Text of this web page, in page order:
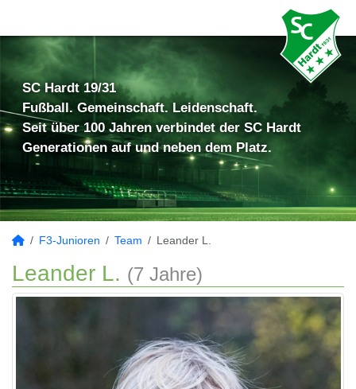
SC Hardt 19/31
Fußball. Gemeinschaft. Leidenschaft.
Seit über 100 Jahren verbindet der SC Hardt
Generationen auf und neben dem Platz.
F3-Junioren Team Leander L.
Leander L. (7 Jahre)